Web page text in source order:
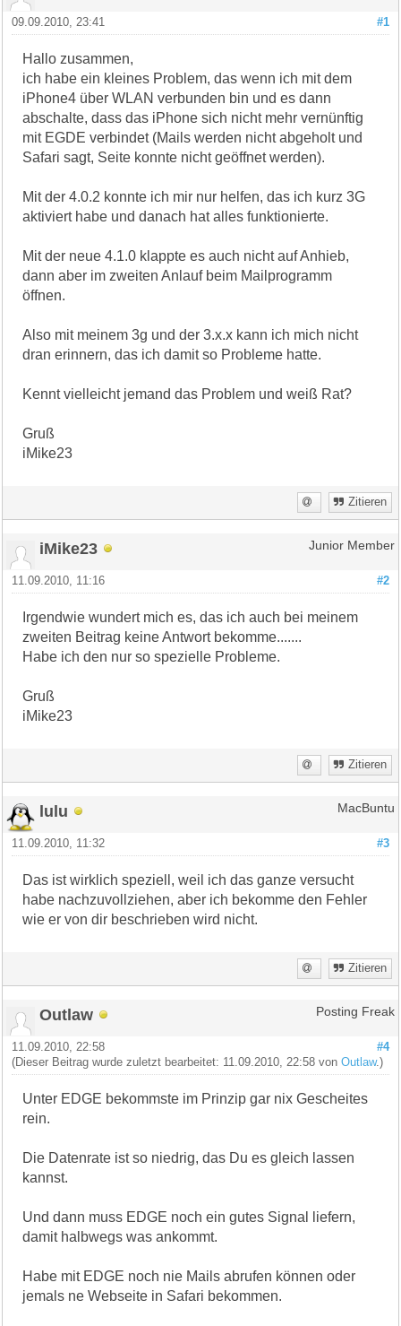
#1
09.09.2010, 23:41
Hallo zusammen,
ich habe ein kleines Problem, das wenn ich mit dem
iPhone4 über WLAN verbunden bin und es dann
abschalte, dass das iPhone sich nicht mehr vernünftig
mit EGDE verbindet (Mails werden nicht abgeholt und
Safari sagt, Seite konnte nicht geöffnet werden).
Mit der 4.0.2 konnte ich mir nur helfen, das ich kurz 3G
aktiviert habe und danach hat alles funktionierte.
Mit der neue 4.1.0 klappte es auch nicht auf Anhieb,
dann aber im zweiten Anlauf beim Mailprogramm
öffnen.
Also mit meinem 3g und der 3.x.x kann ich mich nicht
dran erinnern, das ich damit so Probleme hatte.
Kennt vielleicht jemand das Problem und weiß Rat?
Gruß
iMike23
Zitieren
iMike23 Junior Member
#2
11.09.2010, 11:16
Irgendwie wundert mich es, das ich auch bei meinem
zweiten Beitrag keine Antwort bekomme.......
Habe ich den nur so spezielle Probleme.
Gruß
iMike23
Zitieren
lulu MacBuntu
#3
11.09.2010, 11:32
Das ist wirklich speziell, weil ich das ganze versucht
habe nachzuvollziehen, aber ich bekomme den Fehler
wie er von dir beschrieben wird nicht.
Zitieren
Outlaw Posting Freak
#4
11.09.2010, 22:58
(Dieser Beitrag wurde zuletzt bearbeitet: 11.09.2010, 22:58 vonOutlaw.)
Unter EDGE bekommste im Prinzip gar nix Gescheites
rein.
Die Datenrate ist so niedrig, das Du es gleich lassen
kannst.
Und dann muss EDGE noch ein gutes Signal liefern,
damit halbwegs was ankommt.
Habe mit EDGE noch nie Mails abrufen können oder
jemals ne Webseite in Safari bekommen.